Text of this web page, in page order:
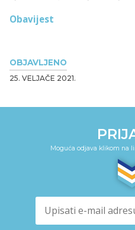
OBJAVLJENO
25. VELJAČE 2021.
Obavijest
Moguća odjava klikom na